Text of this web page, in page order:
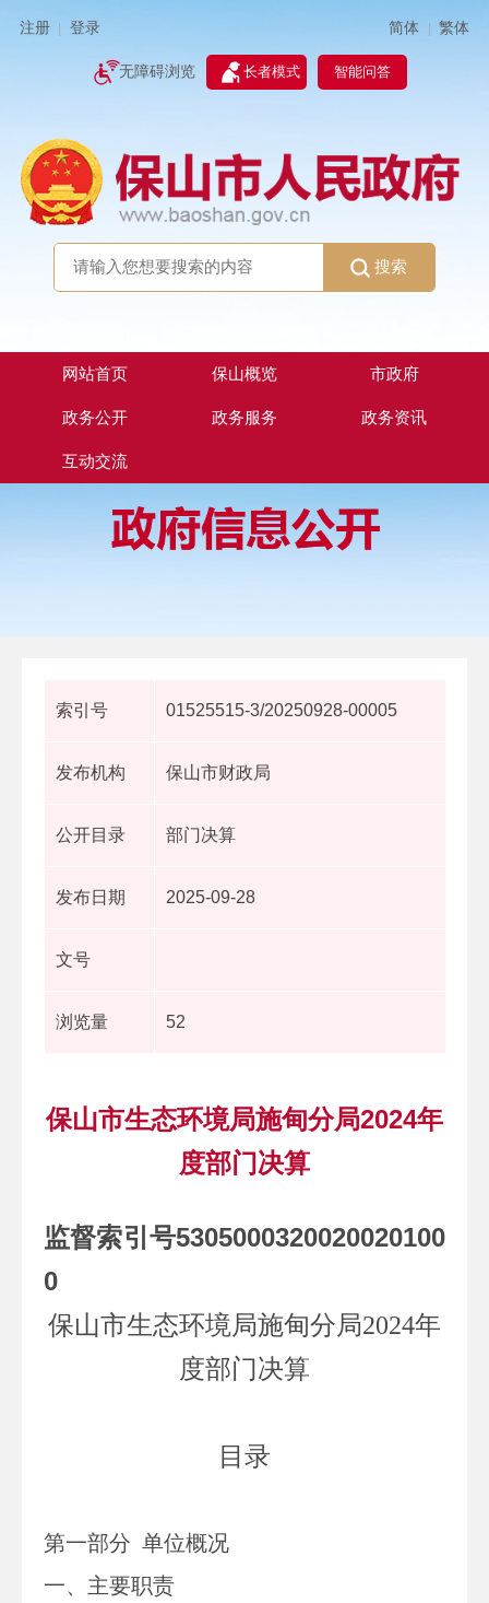
注册 登录 简体 | 繁体
无障碍浏览 长者模式 智能问答
搜索
网站首页 保山概览 市政府
政务公开 政务服务 政务资讯
互动交流
索引号 01525515-3/20250928-00005
发布机构 保山市财政局
公开目录 部门决算
发布日期 2025-09-28
文号
浏览量 52
保山市生态环境局施甸分局2024年
度部门决算
监督索引号5305000320020020100
0
保山市生态环境局施甸分局2024年
度部门决算
目录
第一部分 单位概况
一、主要职责